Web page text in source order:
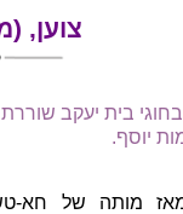
צוען,
בחוגי בית יעקב
יוסף.
מותה של חא-